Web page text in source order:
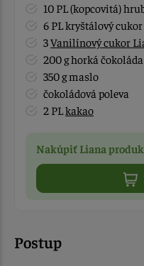
10 PL (kopcovitá)
6 PL kryštálový cukor
3Vanilínový cukor
200 g horká čokoláda
350 g maslo
čokoládová poleva
2 PLkakao
Nakúpiť Liana
Postup